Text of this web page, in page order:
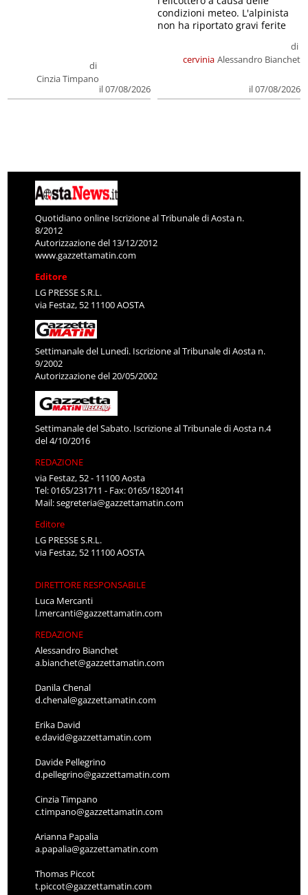
di
Cinzia Timpano
il 07/08/2026
cervinia
di
Alessandro Bianchet
il 07/08/2026
condizioni meteo. L'alpinista
non ha riportato gravi ferite
Quotidiano online Iscrizione al Tribunale di Aosta n.
8/2012
Autorizzazione del 13/12/2012
www.gazzettamatin.com
Editore
LG PRESSE S.R.L.
via Festaz, 52 11100 AOSTA
Settimanale del Lunedì. Iscrizione al Tribunale di Aosta n.
9/2002
Autorizzazione del 20/05/2002
Settimanale del Sabato. Iscrizione al Tribunale di Aosta n.4
del 4/10/2016
REDAZIONE
via Festaz, 52 - 11100 Aosta
Tel: 0165/231711 - Fax: 0165/1820141
Mail:segreteria@gazzettamatin.com
Editore
LG PRESSE S.R.L.
via Festaz, 52 11100 AOSTA
DIRETTORE RESPONSABILE
Luca Mercanti
l.mercanti@gazzettamatin.com
REDAZIONE
Alessandro Bianchet
a.bianchet@gazzettamatin.com
Danila Chenal
d.chenal@gazzettamatin.com
Erika David
e.david@gazzettamatin.com
Davide Pellegrino
d.pellegrino@gazzettamatin.com
Cinzia Timpano
c.timpano@gazzettamatin.com
Arianna Papalia
a.papalia@gazzettamatin.com
Thomas Piccot
t.piccot@gazzettamatin.com